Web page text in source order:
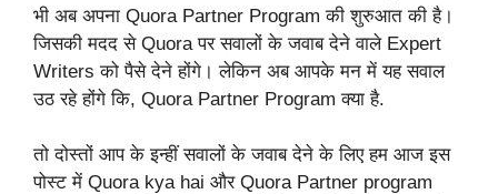
भी अब अपना Quora Partner Program की शुरुआत की है।
जिसकी मदद से Quora पर सवालों के जवाब देने वाले Expert
Writers को पैसे देने होंगे। लेकिन अब आपके मन में यह सवाल
उठ रहे होंगे कि, Quora Partner Program क्या है.
तो दोस्तों आप के इन्हीं सवालों के जवाब देने के लिए हम आज इस
पोस्ट में Quora kya hai और Quora Partner program